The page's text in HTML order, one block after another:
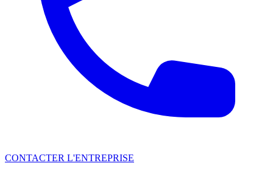
CONTACTER L'ENTREPRISE